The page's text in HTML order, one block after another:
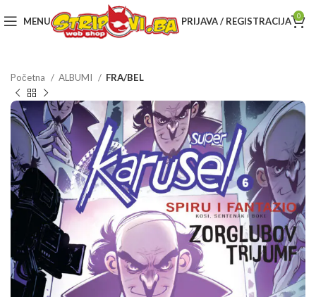
MENU PRIJAVA / REGISTRACIJA 0
Početna ALBUMI FRA/BEL